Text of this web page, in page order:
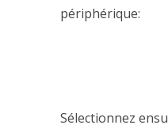
périphérique:
Sélectionnez